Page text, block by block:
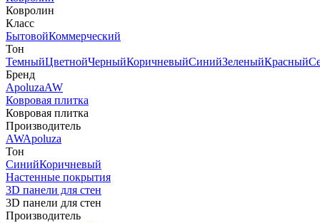
Ковролин
Класс
БытовойКоммерческий
Тон
ТемныйЦветнойЧерныйКоричневыйСинийЗеленыйКрасный
Бренд
ApoluzaAW
Ковровая плитка
Ковровая плитка
Производитель
AWApoluza
Тон
СинийКоричневый
Настенные покрытия
3D панели для стен
3D панели для стен
Производитель